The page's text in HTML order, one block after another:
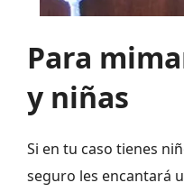
Para
y niñas
Si en tu caso tienes
seguro les encantará